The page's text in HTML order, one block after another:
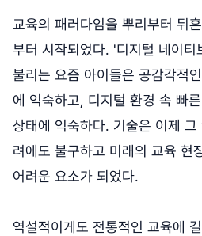
교육의 패러다임을 뿌리부터 뒤
부터 시작되었다. '디지털 네이
불리는 요즘 아이들은 공감각적
에 익숙하고, 디지털 환경 속 빠
상태에 익숙하다. 기술은 이제
려에도 불구하고 미래의 교육 현
어려운 요소가 되었다.
역설적이게도 전통적인 교육에